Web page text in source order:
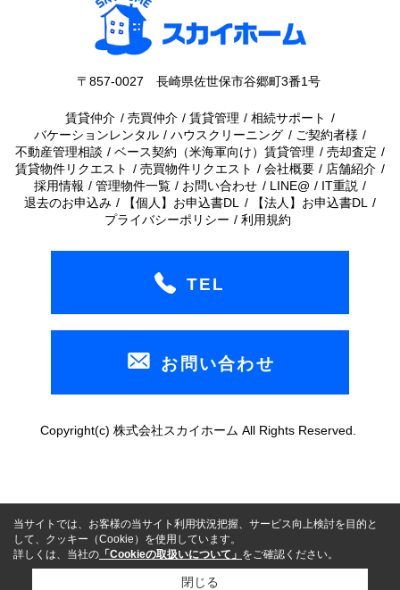
〒857-0027 長崎県佐世保市谷郷町3番1号
賃貸仲介 売買仲介 賃貸管理
相続サポート
バケーションレンタル
ハウスクリーニング
ご契約者様
不動産管理相談
ベース契約（米海軍向け）賃貸管理
売却査定
賃貸物件リクエスト
売買物件リクエスト 会社概要
店舗紹介
採用情報
管理物件一覧 お問い合わせ LINE@
IT重説
退去のお申込み
【個人】お申込書DL
【法人】お申込書DL
プライバシーポリシー
利用規約
TEL
お問い合わせ
Copyright(c) 株式会社スカイホーム All Rights Reserved.
当サイトでは、お客様の当サイト利用状況把握、サービス向上検討を目的と
して、クッキー（Cookie）を使用しています。
詳しくは、当社の 「Cookieの取扱いについて」 をご確認ください。
閉じる